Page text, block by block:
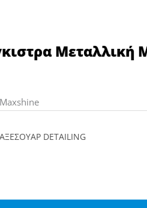
Μεταλλική
DETAILING